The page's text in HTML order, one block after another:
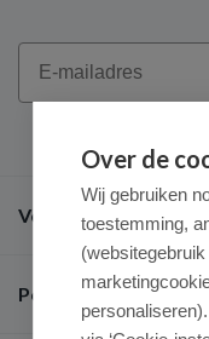
Email
Veel gestelde vragen
Populaire merken
Over de
Wij gebruiken
toestemming,